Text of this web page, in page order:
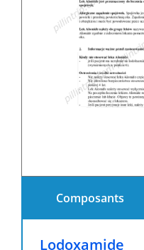
Composants
Lodoxamide